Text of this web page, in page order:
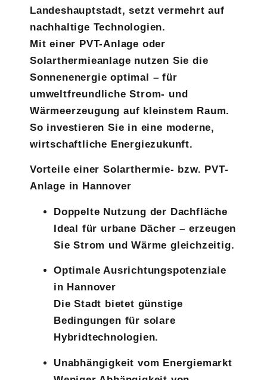
Landeshauptstadt, setzt vermehrt auf
nachhaltige Technologien.
Mit einer PVT-Anlage oder
Solarthermieanlage nutzen Sie die
Sonnenenergie optimal – für
umweltfreundliche Strom- und
Wärmeerzeugung auf kleinstem Raum.
So investieren Sie in eine moderne,
wirtschaftliche Energiezukunft.
Vorteile einer Solarthermie- bzw. PVT-
Anlage in Hannover
Doppelte Nutzung der Dachfläche
Ideal für urbane Dächer – erzeugen
Sie Strom und Wärme gleichzeitig.
Optimale Ausrichtungspotenziale
in Hannover
Die Stadt bietet günstige
Bedingungen für solare
Hybridtechnologien.
Unabhängigkeit vom Energiemarkt